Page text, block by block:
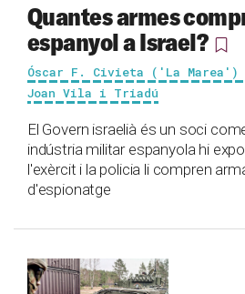
Quantes armes
espanyol a Israel?
Óscar F. Civieta ('La Marea')
Joan Vila i Triadú
El Govern israelià és un soci
indústria militar espanyola hi
l'exèrcit i la policia li compren
d'espionatge